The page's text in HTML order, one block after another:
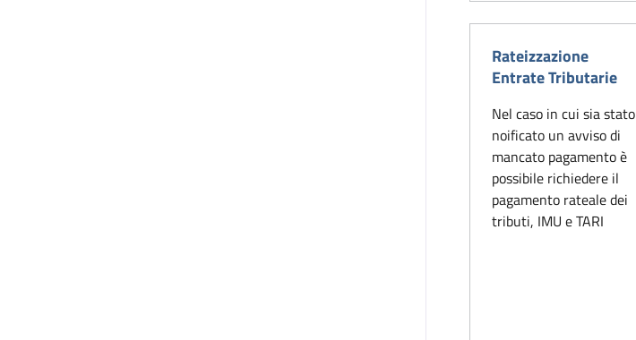
Rateizzazione
Entrate Tributarie
Nel caso in cui sia stato
noificato un avviso di
mancato pagamento è
possibile richiedere il
pagamento rateale dei
tributi, IMU e TARI